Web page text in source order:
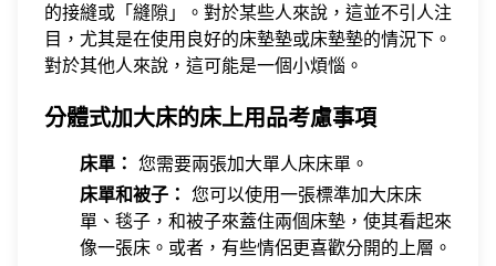
的接縫或「縫隙」。對於某些人來說，這並不引人注
目，尤其是在使用良好的床墊墊或床墊墊的情況下。
對於其他人來說，這可能是一個小煩惱。
分體式加大床的床上用品考慮事項
床單： 您需要兩張加大單人床床單。
床單和被子： 您可以使用一張標準加大床床
單、毯子，和被子來蓋住兩個床墊，使其看起來
像一張床。或者，有些情侶更喜歡分開的上層。